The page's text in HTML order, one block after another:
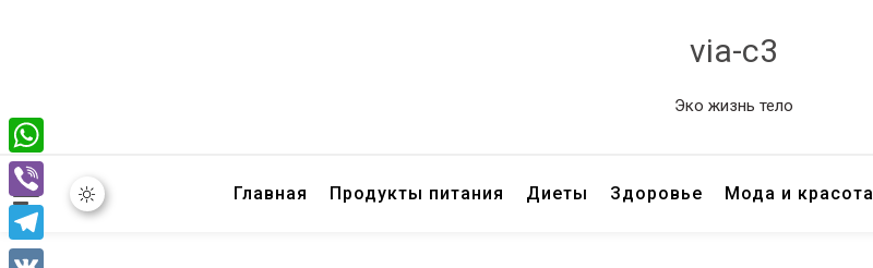
via-c3
Эко жизнь тело
Главная Продукты питания Диеты Здоровье Мода и красота
WhatsApp
Viber
Telegram